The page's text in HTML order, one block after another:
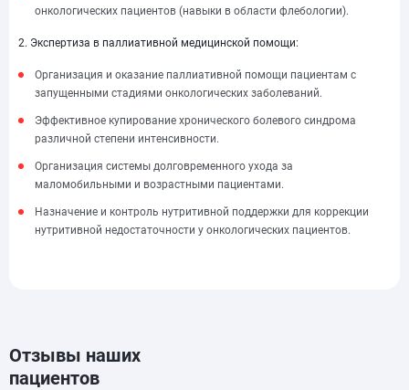
онкологических пациентов (навыки в области флебологии).
2. Экспертиза в паллиативной медицинской помощи:
Организация и оказание паллиативной помощи пациентам с
запущенными стадиями онкологических заболеваний.
Эффективное купирование хронического болевого синдрома
различной степени интенсивности.
Организация системы долговременного ухода за
маломобильными и возрастными пациентами.
Назначение и контроль нутритивной поддержки для коррекции
нутритивной недостаточности у онкологических пациентов.
Отзывы наших
пациентов